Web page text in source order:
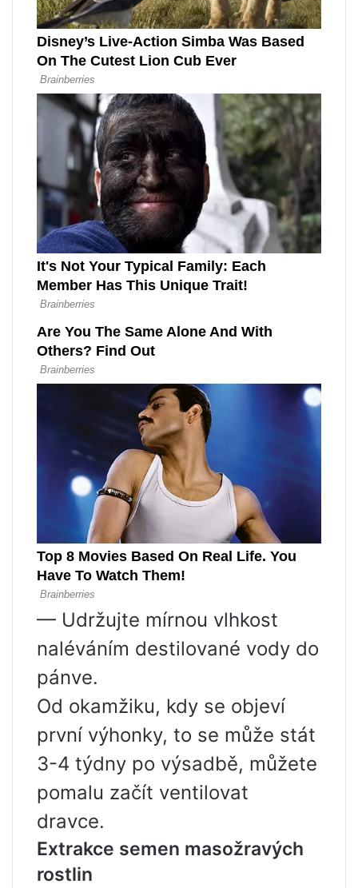
— Udržujte mírnou vlhkost
naléváním destilované vody do
pánve.
Od okamžiku, kdy se objeví
první výhonky, to se může stát
3-4 týdny po výsadbě, můžete
pomalu začít ventilovat
dravce.
Extrakce semen masožravých
rostlin